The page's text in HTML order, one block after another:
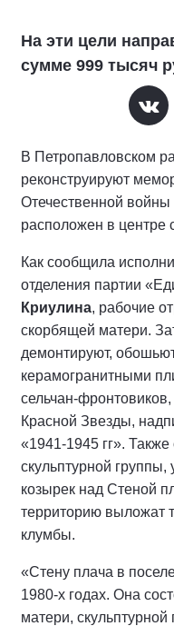
На эти цели
сумме 999 тысяч
В Петропавловском
реконструируют
Отечественной
расположен в центре
Как сообщила
отделения партии
Криулина, рабочие
скорбящей матери.
демонтируют,
керамогранитными
сельчан-
Красной Звезды,
«1941-1945 гг».
скульптурной
козырек над Стеной
территорию выложат
клумбы.
«Стену плача в
1980-х годах. Она
матери,